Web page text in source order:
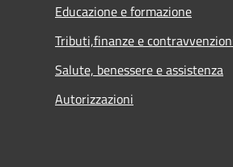
Educazione e formazione
Tributi,finanze e
Salute, benessere e assistenza
Autorizzazioni